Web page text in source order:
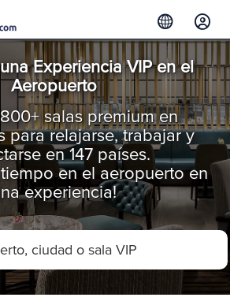
Experiencia VIP en el
Aeropuerto
salas premium en
para relajarse, trabajar y
en 147 países.
en el aeropuerto en
experiencia!